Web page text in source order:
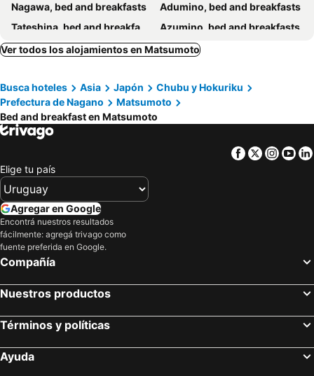
Nagawa, bed and breakfasts
Adumino, bed and breakfasts
Tateshina, bed and breakfasts
Azumino, bed and breakfasts
Hara, bed and breakfasts
Kiso, bed and breakfasts
Komoro, bed and breakfasts
Ueda, bed and breakfasts
Shiojiri, bed and breakfasts
Matsukawa, bed and breakfasts
Ver todos los alojamientos en Matsumoto
Busca hoteles Asia Japón
Chubu y Hokuriku
Prefectura de Nagano
Matsumoto
Bed and breakfast en Matsumoto
Facebook
Twitter
Elige tu país
Agregar en Google
Encontrá nuestros resultados
fácilmente: agregá trivago como
fuente preferida en Google.
Compañía
Nuestros productos
Términos y políticas
Ayuda